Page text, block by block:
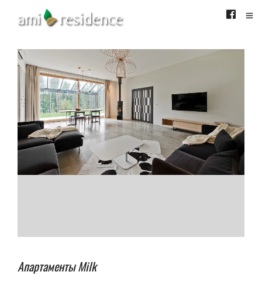
Апартаменты Milk